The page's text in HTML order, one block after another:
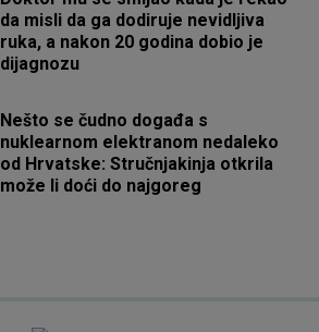
da misli da ga dodiruje nevidljiva
ruka, a nakon 20 godina dobio je
dijagnozu
Nešto se čudno događa s
nuklearnom elektranom nedaleko
od Hrvatske: Stručnjakinja otkrila
može li doći do najgoreg